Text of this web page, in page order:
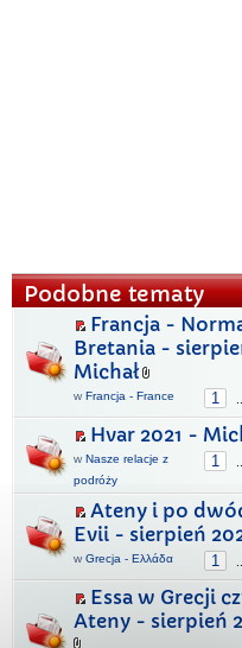
Podobne tematy
Francja -
Bretania -
Michał
1
w Francja - France
Hvar 2021 -
1
w Nasze relacje z
podróży
Ateny i po
Evii - sierpień
1
w Grecja - Ελλάδα
Essa w Grecji
Ateny - sierpień